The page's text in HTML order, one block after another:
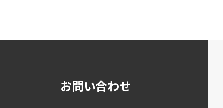
お問い合わせ